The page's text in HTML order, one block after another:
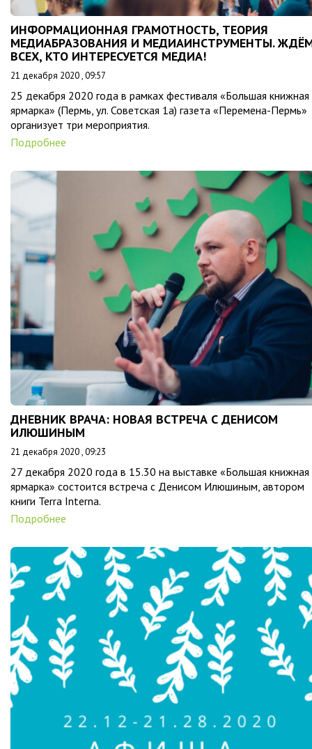
ИНФОРМАЦИОННАЯ ГРАМОТНОСТЬ, ТЕОРИЯ
МЕДИАБРАЗОВАНИЯ И МЕДИАИНСТРУМЕНТЫ.
ВСЕХ, КТО ИНТЕРЕСУЕТСЯ МЕДИА!
21 декабря 2020 , 09:57
25 декабря 2020 года в рамках фестиваля «Большая книжная
ярмарка» (Пермь, ул. Советская 1а) газета «Перемена-Пермь»
организует три мероприятия.
Подробнее
ДНЕВНИК ВРАЧА: НОВАЯ ВСТРЕЧА С ДЕНИСОМ
ИЛЮШИНЫМ
21 декабря 2020 , 09:23
27 декабря 2020 года в 15.30 на выставке «Большая книжная
ярмарка» состоится встреча с Денисом Илюшиным, автором
книги Terra Interna.
Подробнее